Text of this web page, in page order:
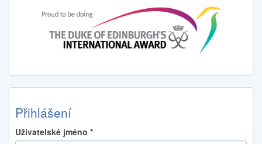
Přihlášení
Uživatelské jméno *